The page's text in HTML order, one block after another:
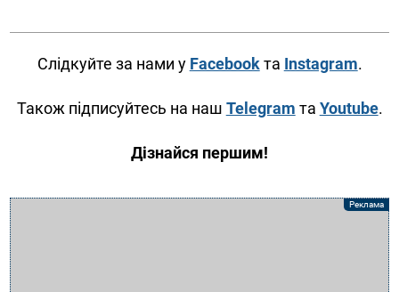
Слідкуйте за нами у Facebookта Instagram.
Також підписуйтесь на наш Telegram та Youtube.
Дізнайся першим!